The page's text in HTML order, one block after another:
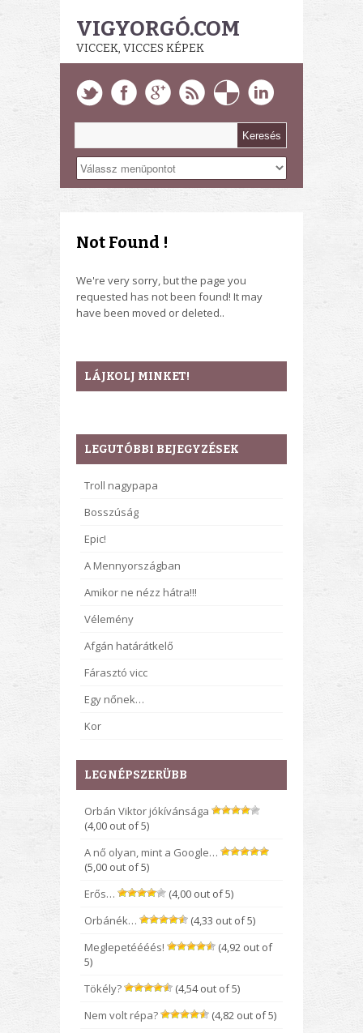
VIGYORGÓ.COM
VICCEK, VICCES KÉPEK
Not Found !
We're very sorry, but the page you
requested has not been found! It may
have been moved or deleted..
LÁJKOLJ MINKET!
LEGUTÓBBI BEJEGYZÉSEK
Troll nagypapa
Bosszúság
Epic!
A Mennyországban
Amikor ne nézz hátra!!!
Vélemény
Afgán határátkelő
Fárasztó vicc
Egy nőnek…
Kor
LEGNÉPSZERÜBB
Orbán Viktor jókívánsága
(4,00 out of 5)
A nő olyan, mint a Google…
(5,00 out of 5)
Erős…
(4,00 out of 5)
Orbánék…
(4,33 out of 5)
Meglepetéééés!
(4,92 out of
5)
Tökély?
(4,54 out of 5)
Nem volt répa?
(4,82 out of 5)